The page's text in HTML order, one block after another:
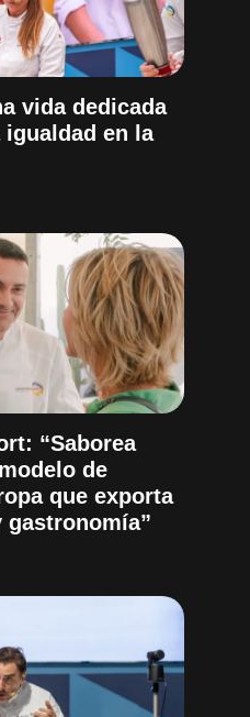
vida dedicada
en la
“Saborea
de
que exporta